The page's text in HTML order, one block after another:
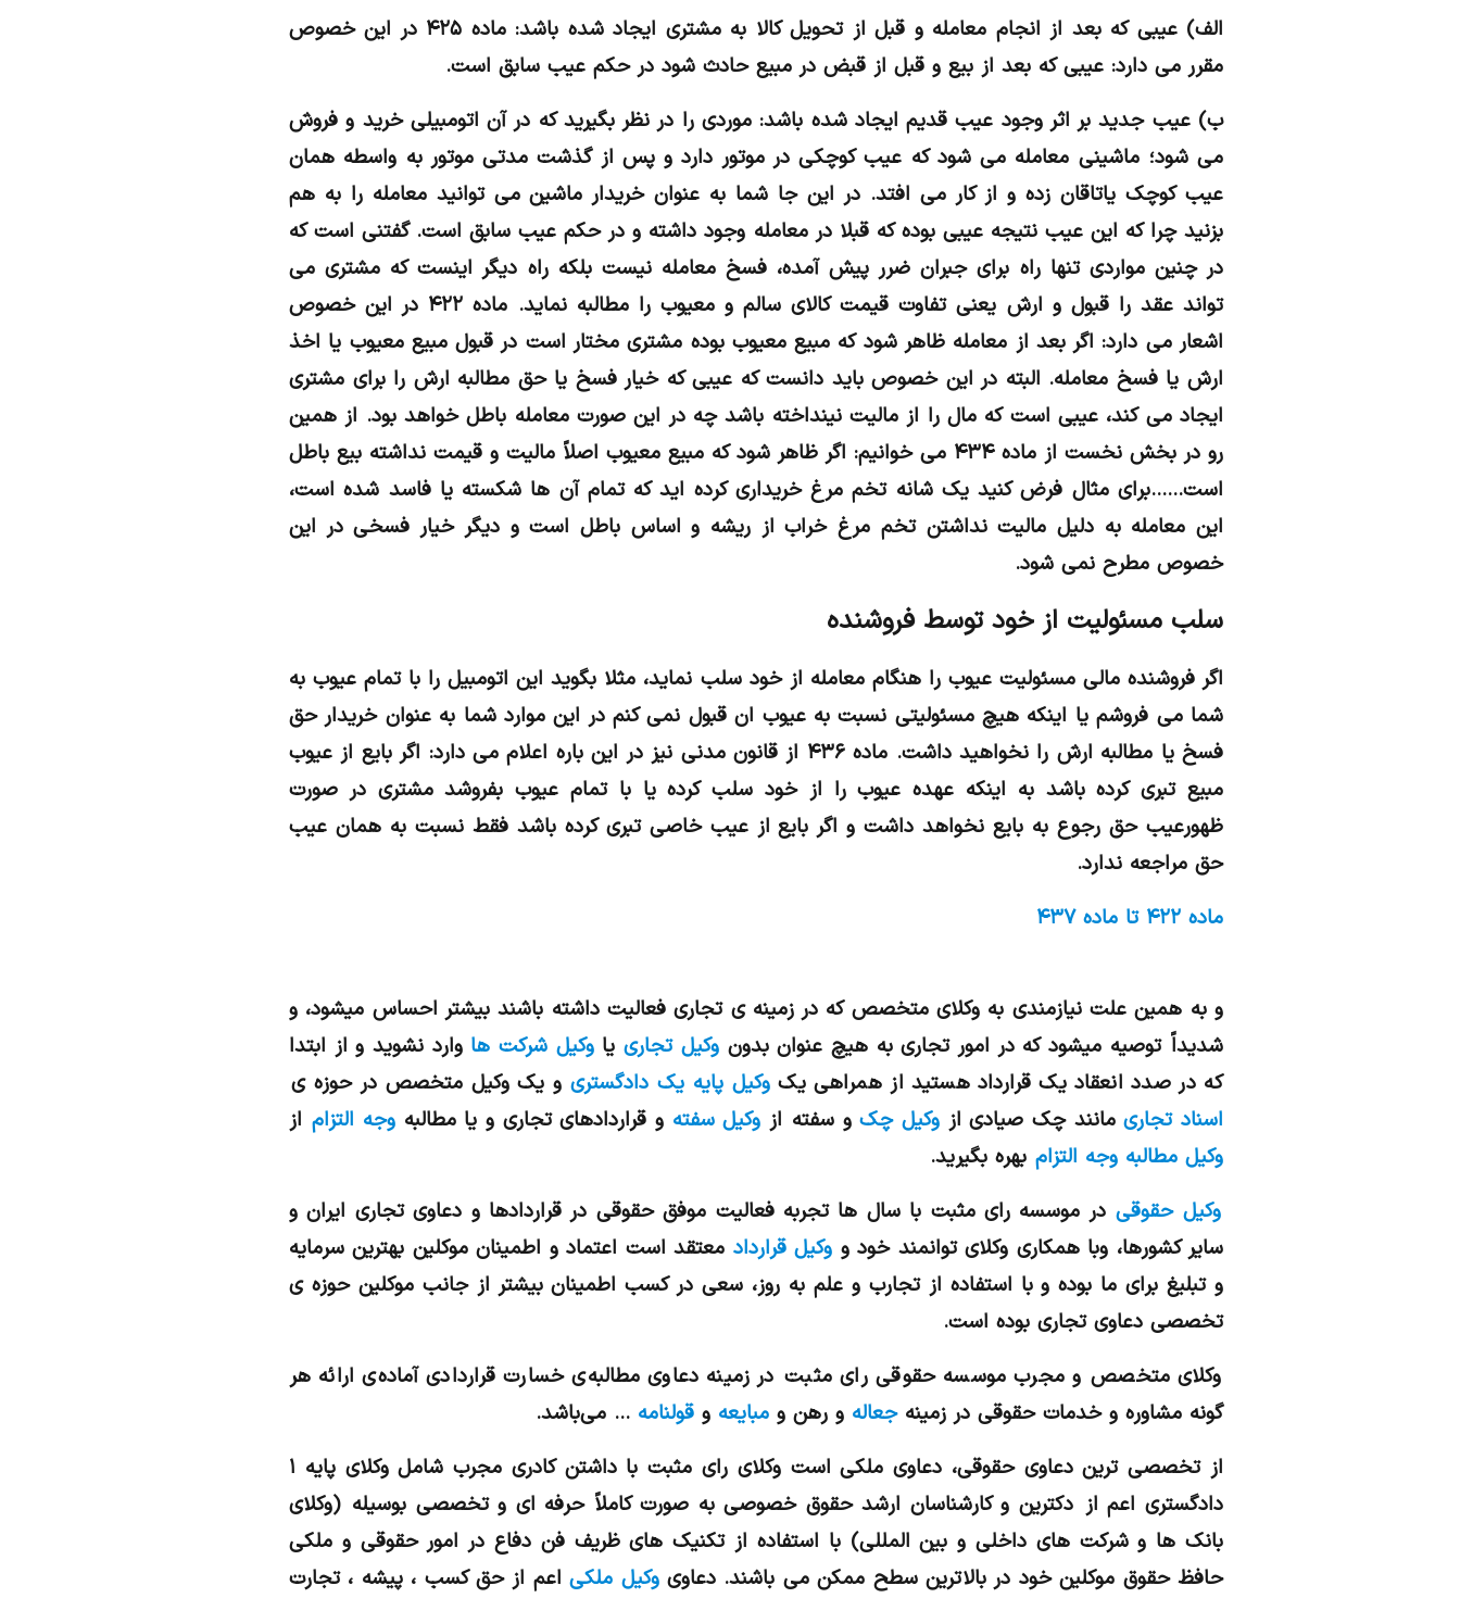
الف) عیبی که بعد از انجام معامله و قبل از تحویل کالا به مشتری ایجاد شده باشد: ماده ۴۲۵ در این خصوص
مقرر می دارد: عیبی که بعد از بیع و قبل از قبض در مبیع حادث شود در حکم عیب سابق است.
ب) عیب جدید بر اثر وجود عیب قدیم ایجاد شده باشد: موردی را در نظر بگیرید که در آن اتومبیلی خرید و فروش
می شود؛ ماشینی معامله می شود که عیب کوچکی در موتور دارد و پس از گذشت مدتی موتور به واسطه همان
عیب کوچک یاتاقان زده و از کار می افتد. در این جا شما به عنوان خریدار ماشین می توانید معامله را به هم
بزنید چرا که این عیب نتیجه عیبی بوده که قبلا در معامله وجود داشته و در حکم عیب سابق است. گفتنی است که
در چنین مواردی تنها راه برای جبران ضرر پیش آمده، فسخ معامله نیست بلکه راه دیگر اینست که مشتری می
تواند عقد را قبول و ارش یعنی تفاوت قیمت کالای سالم و معیوب را مطالبه نماید. ماده ۴۲۲ در این خصوص
اشعار می دارد: اگر بعد از معامله ظاهر شود که مبیع معیوب بوده مشتری مختار است در قبول مبیع معیوب یا اخذ
ارش یا فسخ معامله. البته در این خصوص باید دانست که عیبی که خیار فسخ یا حق مطالبه ارش را برای مشتری
ایجاد می کند، عیبی است که مال را از مالیت نینداخته باشد چه در این صورت معامله باطل خواهد بود. از همین
رو در بخش نخست از ماده ۴۳۴ می خوانیم: اگر ظاهر شود که مبیع معیوب اصلاً مالیت و قیمت نداشته بیع باطل
است……برای مثال فرض کنید یک شانه تخم مرغ خریداری کرده اید که تمام آن ها شکسته یا فاسد شده است،
این معامله به دلیل مالیت نداشتن تخم مرغ خراب از ریشه و اساس باطل است و دیگر خیار فسخی در این
خصوص مطرح نمی شود.
سلب مسئولیت از خود توسط فروشنده
اگر فروشنده مالی مسئولیت عیوب را هنگام معامله از خود سلب نماید، مثلا بگوید این اتومبیل را با تمام عیوب به
شما می فروشم یا اینکه هیچ مسئولیتی نسبت به عیوب ان قبول نمی کنم در این موارد شما به عنوان خریدار حق
فسخ یا مطالبه ارش را نخواهید داشت. ماده ۴۳۶ از قانون مدنی نیز در این باره اعلام می دارد: اگر بایع از عیوب
مبیع تبری کرده باشد به اینکه عهده عیوب را از خود سلب کرده یا با تمام عیوب بفروشد مشتری در صورت
ظهور‌عیب حق رجوع به بایع نخواهد داشت و اگر بایع از عیب خاصی تبری کرده باشد فقط نسبت به همان عیب
حق مراجعه ندارد.
ماده ۴۲۲ تا ماده ۴۳۷
و به همين علت نيازمندي به وكلاي متخصص كه در زمينه ي تجاري فعاليت داشته باشند بيشتر احساس ميشود، و
شديداً توصيه ميشود كه در امور تجاري به هيچ عنوان بدونوكيل تجارییاوکیل شرکت ها وارد نشويد و از ابتدا
كه در صدد انعقاد يك قرارداد هستيد از همراهي یکوکیل پایه یک دادگستریو يك وكيل متخصص در حوزه ي
اسناد تجاریمانند چک صیادی از وکیل چکو سفته از وکیل سفته و قراردادهاي تجاري و یا مطالبهوجه التزاماز
وکیل مطالبه وجه التزام بهره بگيريد.
وکیل حقوقیدر موسسه رای مثبت با سال ها تجربه فعالیت موفق حقوقی در قراردادها و دعاوی تجاری ایران و
سایر کشورها، وبا همکاری وکلای توانمند خود و وکیل قرارداد معتقد است اعتماد و اطمینان موکلین بهترین سرمایه
و تبلیغ برای ما بوده و با استفاده از تجارب و علم به روز، سعی در کسب اطمینان بیشتر از جانب موکلین حوزه ی
تخصصی دعاوی تجاری بوده است.
وکلای متخصص و مجرب موسسه حقوقی رای مثبت در زمینه دعاوی مطالبه‌ی خسارت قراردادی آماده‌ی ارائه هر
گونه مشاوره و خدمات حقوقی در زمینهجعاله و رهن و مبایعه و قولنامه … می‌باشد.
از تخصصی ترین دعاوی حقوقی، دعاوی ملکی است وکلای رای مثبت با داشتن کادری مجرب شامل وکلای پایه ۱
دادگستری اعم از دکترین و کارشناسان ارشد حقوق خصوصی به صورت کاملاً حرفه ای و تخصصی بوسیله (وکلای
بانک ها و شرکت های داخلی و بین المللی) با استفاده از تکنیک های ظریف فن دفاع در امور حقوقی و ملکی
حافظ حقوق موکلین خود در بالاترین سطح ممکن می باشند. دعاویوکیل ملکیاعم از حق کسب ، پیشه ، تجارت